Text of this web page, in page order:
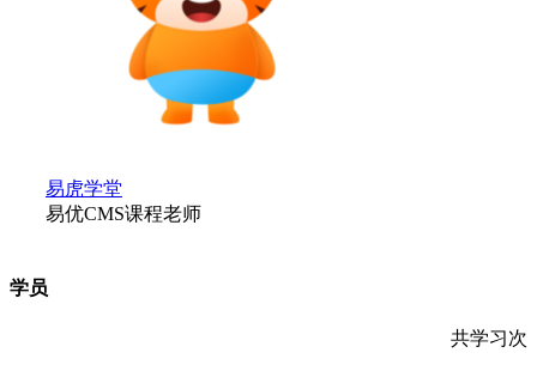
易虎学堂
易优CMS课程老师
学员
共学习次